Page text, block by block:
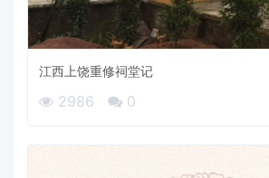
江西上饶重修祠堂记
2986 0